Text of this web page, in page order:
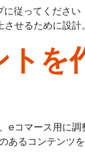
従ってくださ
せるために設計。
トを
eコマース用に
あるコンテンツ